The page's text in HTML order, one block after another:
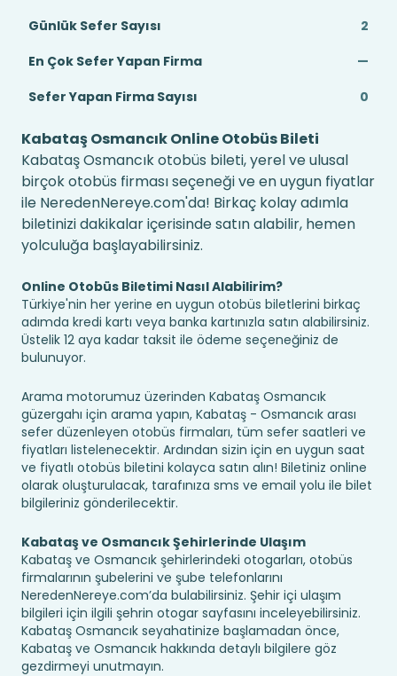
Günlük Sefer Sayısı
2
En Çok Sefer Yapan Firma
—
Sefer Yapan Firma Sayısı
0
Kabataş Osmancık Online Otobüs Bileti
Kabataş Osmancık otobüs bileti, yerel ve ulusal
birçok otobüs firması seçeneği ve en uygun fiyatlar
ile NeredenNereye.com'da! Birkaç kolay adımla
biletinizi dakikalar içerisinde satın alabilir, hemen
yolculuğa başlayabilirsiniz.
Online Otobüs Biletimi Nasıl Alabilirim?
Türkiye'nin her yerine en uygun otobüs biletlerini birkaç
adımda kredi kartı veya banka kartınızla satın alabilirsiniz.
Üstelik 12 aya kadar taksit ile ödeme seçeneğiniz de
bulunuyor.
Arama motorumuz üzerinden Kabataş Osmancık
güzergahı için arama yapın, Kabataş - Osmancık arası
sefer düzenleyen otobüs firmaları, tüm sefer saatleri ve
fiyatları listelenecektir. Ardından sizin için en uygun saat
ve fiyatlı otobüs biletini kolayca satın alın! Biletiniz online
olarak oluşturulacak, tarafınıza sms ve email yolu ile bilet
bilgileriniz gönderilecektir.
Kabataş ve Osmancık Şehirlerinde Ulaşım
Kabataş ve Osmancık şehirlerindeki otogarları, otobüs
firmalarının şubelerini ve şube telefonlarını
NeredenNereye.com’da bulabilirsiniz. Şehir içi ulaşım
bilgileri için ilgili şehrin otogar sayfasını inceleyebilirsiniz.
Kabataş Osmancık seyahatinize başlamadan önce,
Kabataş ve Osmancık hakkında detaylı bilgilere göz
gezdirmeyi unutmayın.